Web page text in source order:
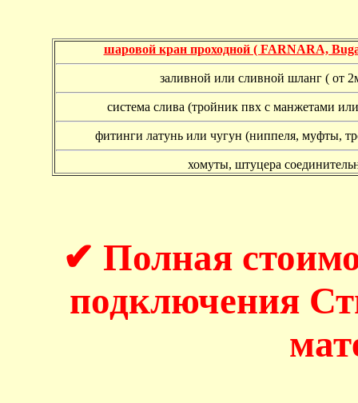
шаровой кран проходной ( FARNARA,
заливной или сливной шланг ( от
система слива (тройник пвх с манжетами
фитинги латунь или чугун (ниппеля, муфты,
хомуты, штуцера
✔ Полная
подключения